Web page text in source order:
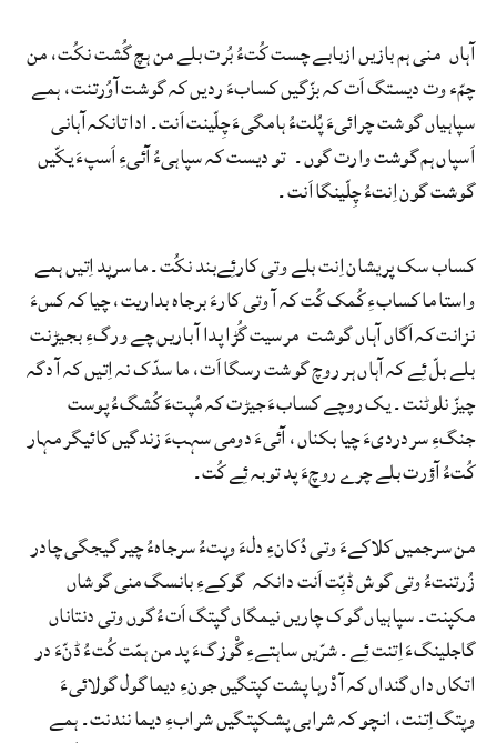
آہاں منی ہم بازیں ازبابے چست کُتءُ بُرت بلے من ہچ گُشت نکُت، من
چمّء وت دیستگ اَت کہ بزّگیں کسابءَ ردیں کہ گوشت آوُرتنت، ہمے
سپاہیاں گوشت چرائیءَ پُلتءُ ہامگیءَ چِلّینت اَنت۔ ادا تانکہ آہانی
اَسپاں ہم گوشت وارت گوں۔ تو دیست کہ سپاہیءُ آئیءِ اَسپءَ یکّیں
گوشت گون اِنتءُ چِلّینگا اَنت۔
کساب سک پریشان اِنت بلے وتی کارئِےبند نکُت۔ ما سرپد اِتیں ہمے
واستا ما کسابءِ کُمک کُت کہ آ وتی کارءَ برجاہ بداریت، چیا کہ کسءَ
نزانت کہ اَگاں آہاں گوشت مرسیت گُڑا پدا آ باریں چے ورگءِ بجیڑنت
بلے بلّ ئِے کہ آہاں ہر روچ گوشت رسگا اَت، ما سدّک نہ اِتیں کہ آ دگہ
چیزّ نلوٹنت۔ یک روچے کسابءَ جیڑت کہ مُپتءَ کُشگءُ پوست
جنگءِ سردردیءَ چیا بکناں، آئیءَ دومی سہبءَ زندگیں کائیگر مہار
کُتءُ آؤرت بلے چرے روچءَ پد توبہ ئِے کُت۔
من سرجمیں کلاکےءَ وتی دُکانءِ دلءَ وپتءُ سرجاہءُ چیر گیجگی چادر
زُرتنتءُ وتی گوش ڈبِّت اَنت دانکہ گوکےءِ بانسگ منی گوشاں
مکپنت۔ سپاہیاں گوک چاریں نیمگاں گپتگ اَتءُ گوں وتی دنتاناں
گاجلینگءَ اِتنت ئِے۔ شرّیں ساہتےءِ گْوزگءَ پد من ہمّت کُتءُ ڈنّءَ در
اتکاں داں گنداں کہ آ دْرہا پشت کپتگیں جونءِ دیما گول گولائیءَ
وپتگ اِتنت، انچو کہ شرابی پشکپتگیں شرابءِ دیما نندنت۔ ہمے